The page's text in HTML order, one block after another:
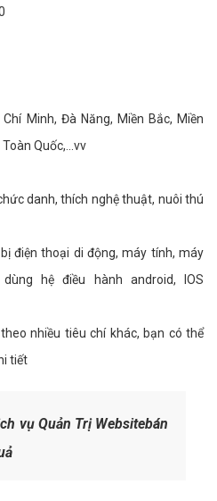
Minh, Đà Năng, Miền Bắc, Miền
Quốc,...vv
danh, thích nghệ thuật, nuôi thú
điện thoại di động, máy tính, máy
hệ điều hành android, IOS
theo nhiều tiêu chí khác, bạn có thể
tiết
vụ Quản Trị Websitebán